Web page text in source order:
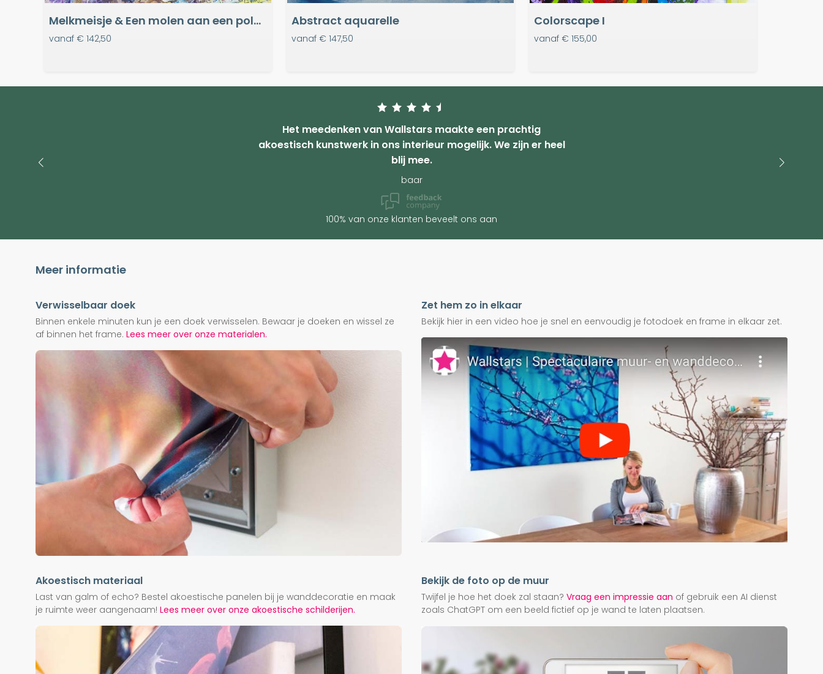
Melkmeisje & Een molen aan een poldervaart
vanaf € 142,50
Abstract aquarelle
vanaf € 147,50
Colorscape I
vanaf € 155,00
Het meedenken van Wallstars maakte een prachtig
akoestisch kunstwerk in ons interieur mogelijk. We zijn er heel
blij mee.
baar
100% van onze klanten beveelt ons aan
Meer informatie
Verwisselbaar doek
Binnen enkele minuten kun je een doek verwisselen. Bewaar je doeken en wissel ze
af binnen het frame. Lees meer over onze materialen.
Zet hem zo in elkaar
Bekijk hier in een video hoe je snel en eenvoudig je fotodoek en frame in elkaar zet.
Akoestisch materiaal
Last van galm of echo? Bestel akoestische panelen bij je wanddecoratie en maak
je ruimte weer aangenaam! Lees meer over onze akoestische schilderijen.
Bekijk de foto op de muur
Twijfel je hoe het doek zal staan? Vraag een impressie aan of gebruik een AI dienst
zoals ChatGPT om een beeld fictief op je wand te laten plaatsen.